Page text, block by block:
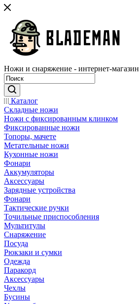
Ножи и снаряжение - интернет-магазин
Каталог
Складные ножи
Ножи с фиксированным клинком
Фиксированные ножи
Топоры, мачете
Метательные ножи
Кухонные ножи
Фонари
Аккумуляторы
Аксессуары
Зарядные устройства
Фонари
Тактические ручки
Точильные приспособления
Мультитулы
Снаряжение
Посуда
Рюкзаки и сумки
Одежда
Паракорд
Аксессуары
Чехлы
Бусины